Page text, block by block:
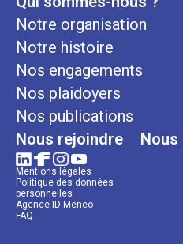
Notre organisation
Notre histoire
Nos engagements
Nos plaidoyers
Nos publications
Nous rejoindre
Mentions légales
Politique des données
personnelles
Agence ID Meneo
FAQ